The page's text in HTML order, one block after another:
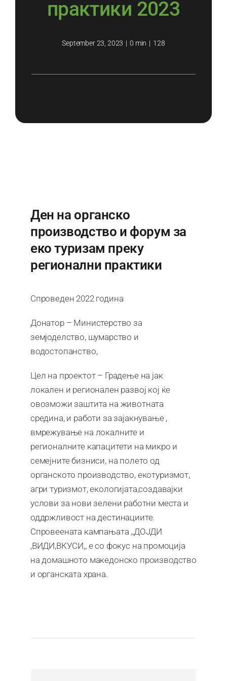
практики 2023
September 23, 2023 | 0 min | 128
Ден на органско
производство и форум за
еко туризам преку
регионални практики
Спроведен 2022 година
Донатор – Министерство за
земјоделство, шумарство и
водостопанство,
Цел на проектот – Градење на јак
локален и регионален развој кој ќе
овозможи заштита на животната
средина, и работи за зајакнување ,
вмрежување на локалните и
регионалните капацитети на микро и
семејните бизниси, на полето од
органското производство, екотуризмот,
агри туризмот, екологијата,создавајки
услови за нови зелени работни места и
оддржливост на дестинациите.
Спровеената кампањата ,,ДОЈДИ
,ВИДИ,ВКУСИ,, е со фокус на промоција
на домашното македонско производство
и органската храна.